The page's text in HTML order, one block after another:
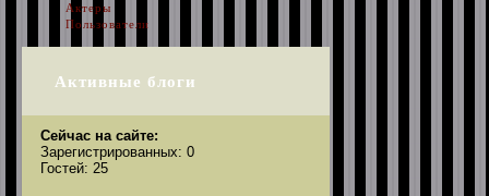
Актеры
Пользователи
Активные блоги
Сейчас на сайте:
Зарегистрированных: 0
Гостей: 25